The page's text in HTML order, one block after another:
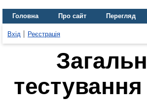
Головна Про сайт Перегляд
Вхід Реєстрація